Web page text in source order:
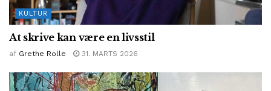
KULTUR
At skrive kan være en livsstil
af Grethe Rolle 31. MARTS 2026